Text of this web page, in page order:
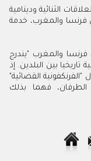
الثنائية ودينامية
فرنسا والمغرب، خدمة
فرنسا والمغرب "يندرج
بين البلدين. إذ
القضائية"
الطرفان، فهما بذلك